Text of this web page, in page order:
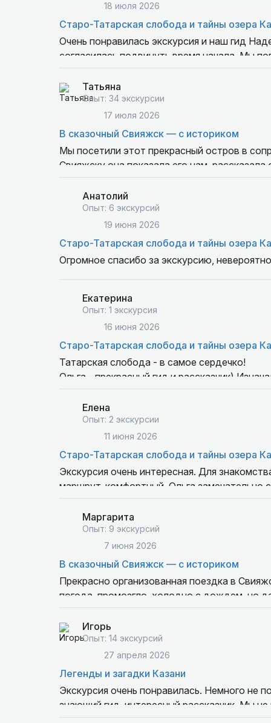
18 июля 2026
Старо-Татарская слобода и тайны озера
Очень понравилась экскурсия и наш гид
согласилась подвинуть время начала. Мы
появился шанс посетить ещё одно место, и
изначально оговорённому часу.
В тот день периодически поливал дождь,
Надежда рассказала много
сняли неподалёку, поэтому было вдвойне
бы всё пошло по изначальному плану,
Татьяна
Опыт: 34 экскурсии
17 июля 2026
В сказочный Свияжск — с историком
Мы посетили этот прекрасный остров в сопровождении
Свияжску она показала его нам, рассказала о его сложной судьбе.
C Надеждой было легко, интересно,
Cпасибо большое за этот прекрасный день!
Анатолий
Опыт: 6 экскурсий
19 июня 2026
Старо-Татарская слобода и тайны озера
Огромное спасибо за экскурсию,
Екатерина
Опыт: 1 экскурсия
16 июня 2026
Старо-Татарская слобода и тайны озера
Татарская слобода - в самое сердечко!
Ольга - прекрасный гид и рассказчик)
этом месте не были) и она выстраивала
историю была новой.
Елена
Опыт: 2 экскурсии
11 июня 2026
Старо-Татарская слобода и тайны озера
Экскурсия очень интересная. Для
маршрут, комфортный. Ольга замечательно
про традиции, и про быт
Маргарита
Опыт: 9 экскурсий
7 июня 2026
В сказочный Свияжск — с историком
Прекрасно организованная поездка в
погода, промозгло, холодно с дождем, но
самого Свияжска, его истории, красоты
последовали совету других
Ольга организовала нам большую
Жаль, что не она ее провела, экскурсовод
процветания! Спасибо за ваш труд!
Игорь
Опыт: 14 экскурсий
27 апреля 2026
Легенды и загадки Казани
Экскурсия очень понравилась. Немного не
знающий гид, интересный рассказчик. Мы
нового и интересного.